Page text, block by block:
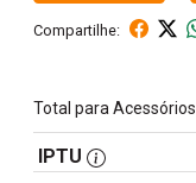
Compartilhe:
Total para Acessórios
IPTU